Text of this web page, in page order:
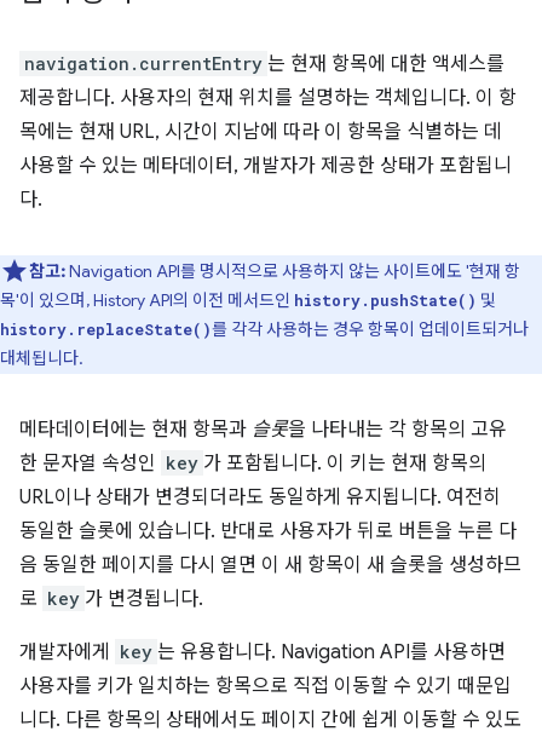
navigation.currentEntry 는 현재 항목에 대한 액세스를
제공합니다. 사용자의 현재 위치를 설명하는 객체입니다. 이 항
목에는 현재 URL, 시간이 지남에 따라 이 항목을 식별하는 데
사용할 수 있는 메타데이터, 개발자가 제공한 상태가 포함됩니
다.
참고:Navigation API를 명시적으로 사용하지 않는 사이트에도 '현재 항
목'이 있으며, History API의 이전 메서드인 history.pushState() 및
history.replaceState()를 각각 사용하는 경우 항목이 업데이트되거나
대체됩니다.
메타데이터에는 현재 항목과 슬롯을 나타내는 각 항목의 고유
한 문자열 속성인 key 가 포함됩니다. 이 키는 현재 항목의
URL이나 상태가 변경되더라도 동일하게 유지됩니다. 여전히
동일한 슬롯에 있습니다. 반대로 사용자가 뒤로 버튼을 누른 다
음 동일한 페이지를 다시 열면 이 새 항목이 새 슬롯을 생성하므
로 key 가 변경됩니다.
개발자에게 key 는 유용합니다. Navigation API를 사용하면
사용자를 키가 일치하는 항목으로 직접 이동할 수 있기 때문입
니다. 다른 항목의 상태에서도 페이지 간에 쉽게 이동할 수 있도